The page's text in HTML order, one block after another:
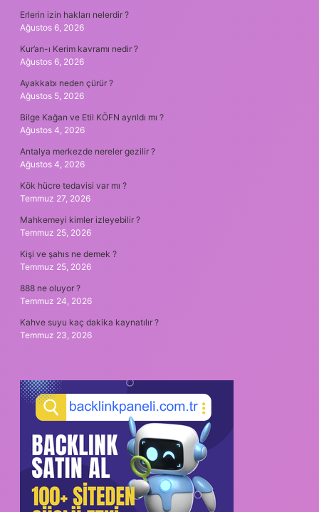
Erlerin izin hakları nelerdir ?
Ağustos 6, 2026
Kur’an-ı Kerim kavramı nedir ?
Ağustos 6, 2026
Ayakkabı neden çürür ?
Ağustos 5, 2026
Bilge Kağan ve Etil KÖFN ayrıldı mı ?
Ağustos 4, 2026
Antalya merkezde nereler gezilir ?
Ağustos 4, 2026
Kök hücre tedavisi var mı ?
Temmuz 27, 2026
Mahkemeyi kimler izleyebilir ?
Temmuz 25, 2026
Kişi ve şahıs ne demek ?
Temmuz 25, 2026
888 ne oluyor ?
Temmuz 24, 2026
Kahve suyu kaç dakika kaynatılır ?
Temmuz 23, 2026